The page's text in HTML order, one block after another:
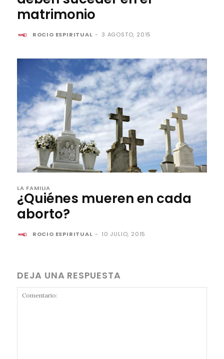
matrimonio
ROCIO ESPIRITUAL - 3 AGOSTO, 2015
LA FAMILIA
¿Quiénes mueren en cada
aborto?
ROCIO ESPIRITUAL - 10 JULIO, 2015
DEJA UNA RESPUESTA